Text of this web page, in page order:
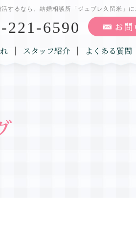
するなら、結婚相談所「ジュブレ久留米」に
221-6590
スタッフ紹介 よくある質問